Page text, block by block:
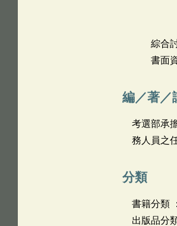
曾新
劉約
綜合
書面資
編／著／
考選部承
務人員之
分類
書籍分類
出版品分